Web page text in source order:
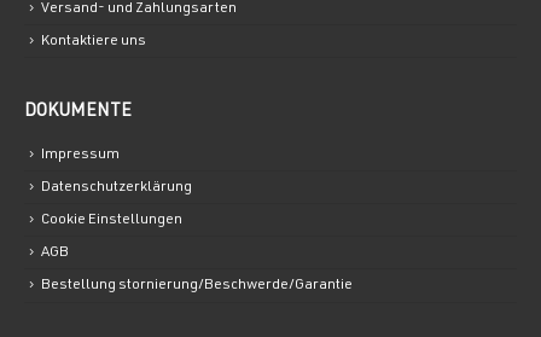
Versand- und Zahlungsarten
Kontaktiere uns
DOKUMENTE
Impressum
Datenschutzerklärung
Cookie Einstellungen
AGB
Bestellung stornierung/Beschwerde/Garantie